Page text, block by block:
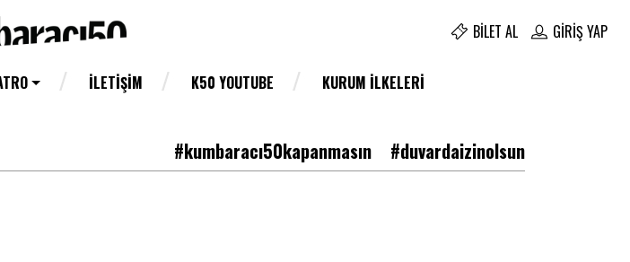
BILET AL GIRIŞ YAP
İLETIŞIM K50 YOUTUBE KURUM İLKELERI
#kumbaracı50kapanmasın #duvardaizinolsun